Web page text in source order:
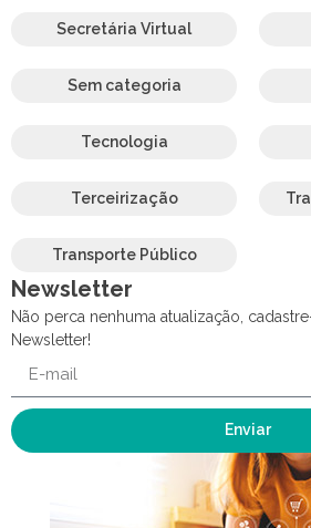
Secretária Virtual
Sem categoria
Tecnologia
Terceirização
Transporte Público
Newsletter
Não perca nenhuma atualização,
Newsletter!
Enviar